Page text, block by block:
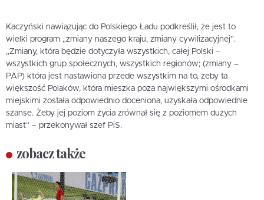
Kaczyński nawiązując do Polskiego Ładu podkreślił, że jest to
wielki program „zmiany naszego kraju, zmiany cywilizacyjnej”.
„Zmiany, która będzie dotyczyła wszystkich, całej Polski –
wszystkich grup społecznych, wszystkich regionów; (zmiany –
PAP) która jest nastawiona przede wszystkim na to, żeby ta
większość Polaków, która mieszka poza największymi ośrodkami
miejskimi została odpowiednio doceniona, uzyskała odpowiednie
szanse. Żeby jej poziom życia zrównał się z poziomem dużych
miast” – przekonywał szef PiS.
zobacz także